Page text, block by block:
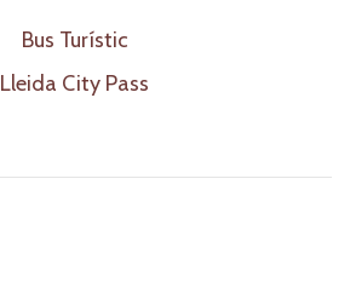
Bus Turístic
Lleida City Pass